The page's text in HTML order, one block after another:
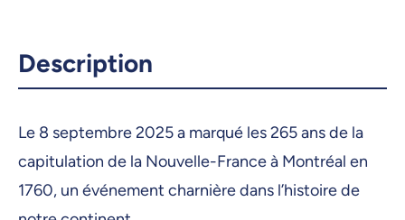
28 janvier 2026, 09:00
30 janvier 2026, 09:00
2 février 2026, 09:00
Description
Le 8 septembre 2025 a marqué les 265 ans de la
capitulation de la Nouvelle-France à Montréal en
1760, un événement charnière dans l’histoire de